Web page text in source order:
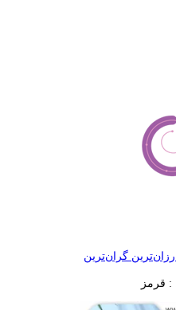
ارزان‌ترین گران‌ترین
: قرمز